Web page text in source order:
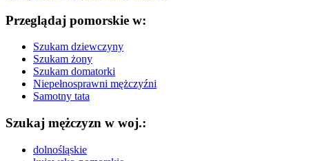
Przeglądaj pomorskie w:
Szukam dziewczyny
Szukam żony
Szukam domatorki
Niepełnosprawni mężczyźni
Samotny tata
Szukaj mężczyzn w woj.:
dolnośląskie